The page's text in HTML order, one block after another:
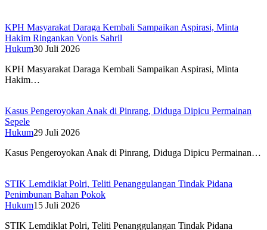
KPH Masyarakat Daraga Kembali Sampaikan Aspirasi, Minta
Hakim Ringankan Vonis Sahril
Hukum30 Juli 2026
KPH Masyarakat Daraga Kembali Sampaikan Aspirasi, Minta
Hakim…
Kasus Pengeroyokan Anak di Pinrang, Diduga Dipicu Permainan
Sepele
Hukum29 Juli 2026
Kasus Pengeroyokan Anak di Pinrang, Diduga Dipicu Permainan…
STIK Lemdiklat Polri, Teliti Penanggulangan Tindak Pidana
Penimbunan Bahan Pokok
Hukum15 Juli 2026
STIK Lemdiklat Polri, Teliti Penanggulangan Tindak Pidana